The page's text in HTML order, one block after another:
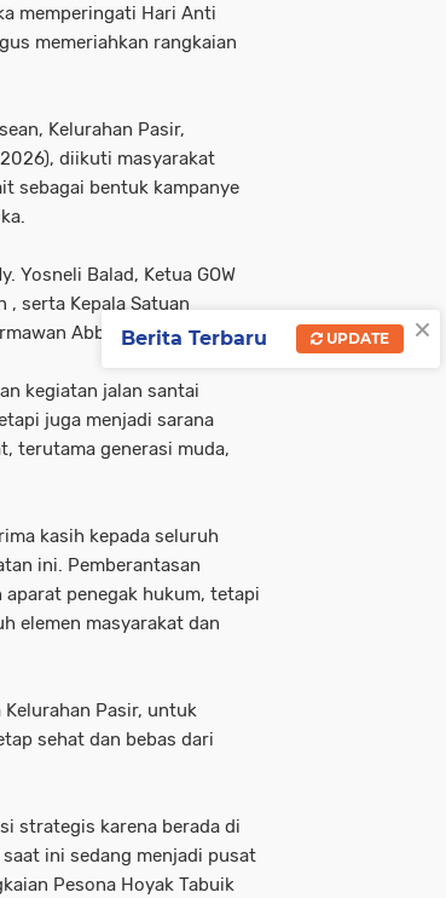
memperingati Hari Anti
memeriahkan rangkaian
Kelurahan Pasir,
diikuti masyarakat
sebagai bentuk kampanye
Yosneli Balad, Ketua GOW
, serta Kepala Satuan
Abbas.
kegiatan jalan santai
juga menjadi sarana
terutama generasi muda,
kasih kepada seluruh
ini. Pemberantasan
penegak hukum, tetapi
elemen masyarakat dan
Pasir, untuk
sehat dan bebas dari
strategis karena berada di
ini sedang menjadi pusat
Pesona Hoyak Tabuik
×
Berita Terbaru UPDATE